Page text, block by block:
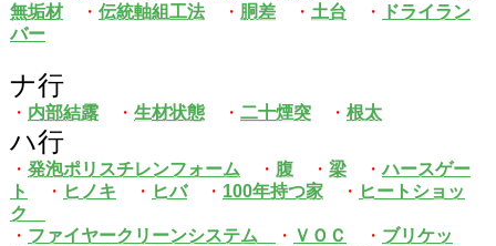
無垢材
・ 伝統軸組工法 ・ 胴差 ・ 土台 ・
ドライラン
バー
ナ行
・ 内部結露 ・ 生材状態 ・ 二十煙突 ・ 根太
ハ行
・ 発泡ポリスチレンフォーム ・ 腹 ・ 梁 ・ハースゲー
ト
・ ヒノキ ・ ヒバ ・ 100年持つ家 ・ ヒートショッ
ク
・ ファイヤークリーンシステム ・ ＶＯＣ ・ ブリケッ